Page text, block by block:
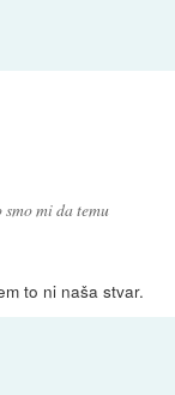
mi da temu
to ni naša stvar.